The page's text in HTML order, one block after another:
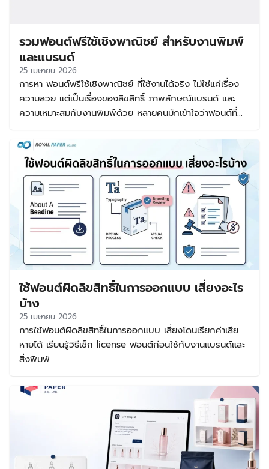
รวมฟอนต์ฟรีใช้เชิงพาณิชย์ สำหรับงานพิมพ์
และแบรนด์
25 เมษายน 2026
การหา ฟอนต์ฟรีใช้เชิงพาณิชย์ ที่ใช้งานได้จริง ไม่ใช่แค่เรื่อง
ความสวย แต่เป็นเรื่องของลิขสิทธิ์ ภาพลักษณ์แบรนด์ และ
ความเหมาะสมกับงานพิมพ์ด้วย หลายคนมักเข้าใจว่าฟอนต์ที่
ฟอนต์แต่ละชุดมีเงื่อนไขต่างกัน บางตัวใช้ฟรีเฉพาะงานส่วนตัว
บางตัวใช้ฟรีกับงานเชิงพาณิชย์ได้จริง บทความนี้จึงรวบรวม
แนวทางเลือกฟอนต์ฟรีใช้ได้เชิงพาณิชย์ พร้อมแนะนำกลุ่ม
ฟอนต์ที่เหมาะกับงานออกแบบ งานพิมพ์ โลโก้ และแพ็กเกจจิ้ง
เพื่อให้คุณใช้งานได้อย่างมั่นใจและไม่เสี่ยงเรื่องลิขสิทธิ์ ฟอนต์
ฟรีใช้เชิงพาณิชย์ คืออะไร และสำคัญอย่างไร คำว่า ฟอนต์ฟรี
ใช้เชิงพาณิชย์ หมายถึงฟอนต์ที่เจ้าของลิขสิทธิ์อนุญาตให้นำไป
ใช้ในงานที่มีเป้าหมายทางธุรกิจได้ เช่น ทำสื่อโฆษณา ออกแบบ
แพ็กเกจจิ้ง ทำโลโก้ ออกแบบเมนู ป้ายร้าน โพสต์ขายสินค้า
หรือเอกสารทางการตลาดต่างๆ โดยไม่จำเป็นต้องซื้อไลเซนส์
เพิ่มเติมในขอบเขตที่กำหนด จุดสำคัญคือคำว่า “ฟรี” ไม่ได้แปล
ว่าใช้ได้ทุกแบบเสมอไป บางฟอนต์ให้ใช้ฟรีเฉพาะงานส่วนตัว แต่
หากนำไปใช้ขายของ หรือใช้สร้างแบรนด์ อาจเข้าข่ายละเมิดสิทธิ์
ได้ ดังนั้นก่อนดาวน์โหลดฟอนต์ฟรีใช้ขายของ ควรอ่านเงื่อนไข
การใช้งานให้ชัดเจนทุกครั้ง การเลือกฟอนต์ที่ถูกต้องตั้งแต่ต้น
จะช่วยลดความเสี่ยงทางกฎหมาย ทำให้งานดูน่าเชื่อถือขึ้น และ
กว่าฟอนต์ใช้ฟรีและใช้เชิงพาณิชย์ได้จริง ก่อนใช้งานฟอนต์ใดๆ
ควรเช็กจากแหล่งที่มาหลัก ไม่ใช่ดูแค่คำว่า free download
บนเว็บไซต์รวมฟอนต์ เพราะข้อมูลอาจไม่ครบหรือไม่อัปเดต วิธี
ใช้ฟอนต์ผิดลิขสิทธิ์ในการออกแบบ เสี่ยงอะไร
บ้าง
25 เมษายน 2026
การใช้ฟอนต์ผิดลิขสิทธิ์ในการออกแบบ เสี่ยงโดนเรียกค่าเสีย
หายได้ เรียนรู้วิธีเช็ก license ฟอนต์ก่อนใช้กับงานแบรนด์และ
สิ่งพิมพ์